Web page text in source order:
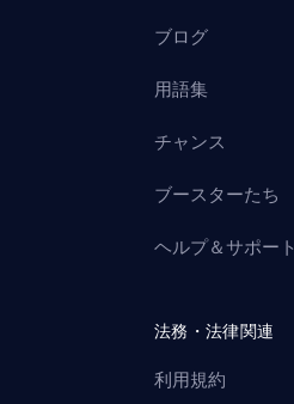
ブログ
用語集
チャンス
ブースターたち
ヘルプ＆サポート
法務・法律関連
利用規約